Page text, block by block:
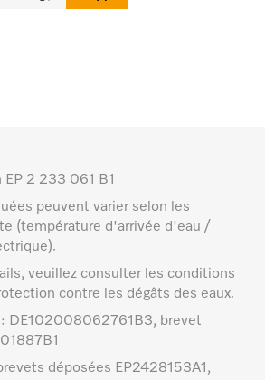
EP 2 233 061 B1
peuvent varier selon les
(température d'arrivée d'eau /
veuillez consulter les conditions
contre les dégâts des eaux.
: DE102008062761B3, brevet
déposées EP2428153A1,